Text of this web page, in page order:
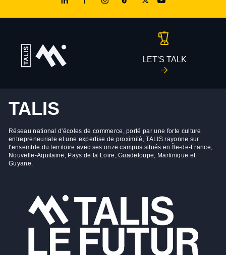
LET'S TALK
TALIS
Réseau national d'écoles de commerce, porté par une forte culture
entrepreneuriale et une expertise de proximité, TALIS rayonne sur
l'ensemble du territoire avec ses onze campus situés en Île-de-France,
Nouvelle-Aquitaine, Pays de la Loire, Guadeloupe, Martinique et
Guyane.